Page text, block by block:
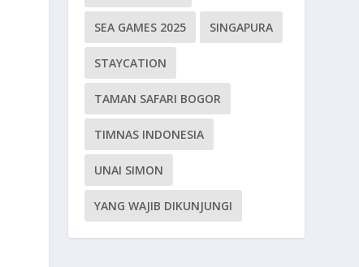
SEA GAMES 2025 SINGAPURA
STAYCATION
TAMAN SAFARI BOGOR
TIMNAS INDONESIA
UNAI SIMON
YANG WAJIB DIKUNJUNGI